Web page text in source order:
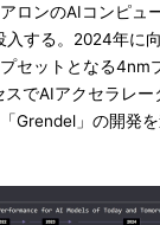
ロンのAIコンピュ
する。2024年に
セットとなる4nm
スでAIアクセラレ
Grendel」の開発